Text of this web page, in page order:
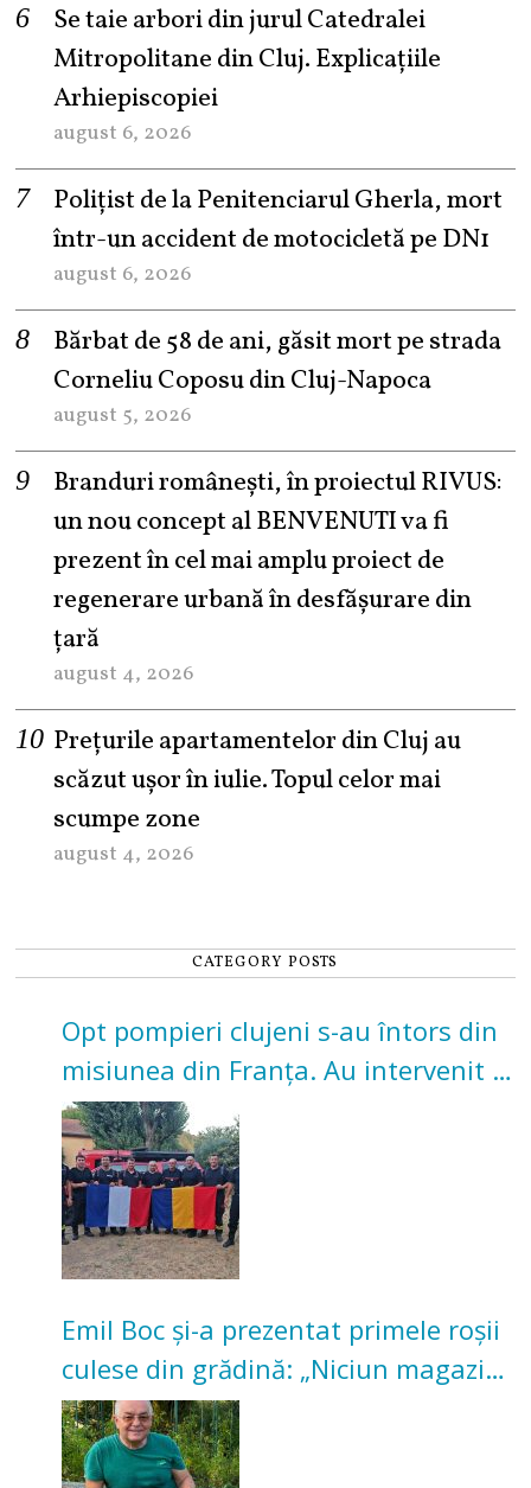
Se taie arbori din jurul Catedralei
Mitropolitane din Cluj. Explicațiile
Arhiepiscopiei
august 6, 2026
Polițist de la Penitenciarul Gherla, mort
într-un accident de motocicletă pe DN1
august 6, 2026
Bărbat de 58 de ani, găsit mort pe strada
Corneliu Coposu din Cluj-Napoca
august 5, 2026
Branduri românești, în proiectul RIVUS:
un nou concept al BENVENUTI va fi
prezent în cel mai amplu proiect de
regenerare urbană în desfășurare din
țară
august 4, 2026
Prețurile apartamentelor din Cluj au
scăzut ușor în iulie. Topul celor mai
scumpe zone
august 4, 2026
CATEGORY POSTS
Opt pompieri clujeni s-au întors din
misiunea din Franța. Au intervenit la
incendii de vegetație și pădure
Emil Boc și-a prezentat primele roșii
culese din grădină: „Niciun magazin
nu poate oferi această satisfacție”